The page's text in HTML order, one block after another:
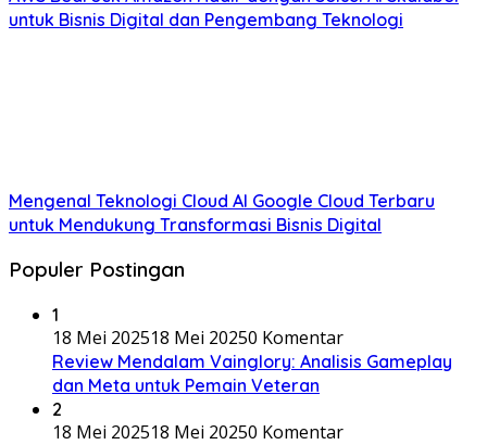
untuk Bisnis Digital dan Pengembang Teknologi
Mengenal Teknologi Cloud AI Google Cloud Terbaru
untuk Mendukung Transformasi Bisnis Digital
Populer Postingan
1
18 Mei 202518 Mei 20250 Komentar
Review Mendalam Vainglory: Analisis Gameplay
dan Meta untuk Pemain Veteran
2
18 Mei 202518 Mei 20250 Komentar